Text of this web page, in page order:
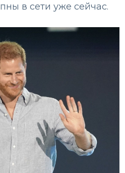
в сети уже сейчас.